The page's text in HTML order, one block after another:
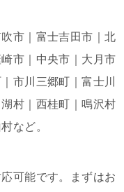
市｜富士吉田市｜北
市｜中央市｜大月市
市川三郷町｜富士川
村｜西桂町｜鳴沢村
など。
可能です。まずはお